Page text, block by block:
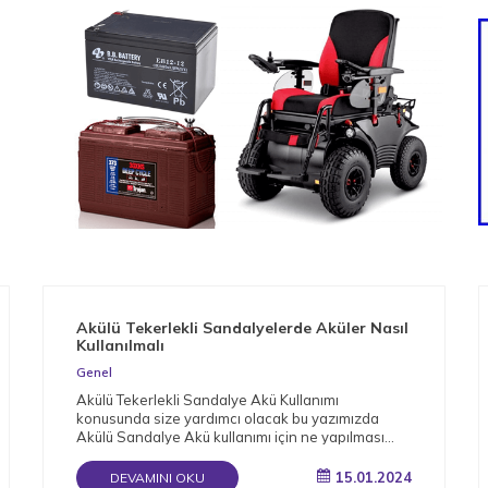
Akülü Tekerlekli Sandalyelerde Aküler Nasıl
Kullanılmalı
Genel
Akülü Tekerlekli Sandalye Akü Kullanımı
konusunda size yardımcı olacak bu yazımızda
Akülü Sandalye Akü kullanımı için ne yapılması
DEVAMINI OKU 15.01.2024